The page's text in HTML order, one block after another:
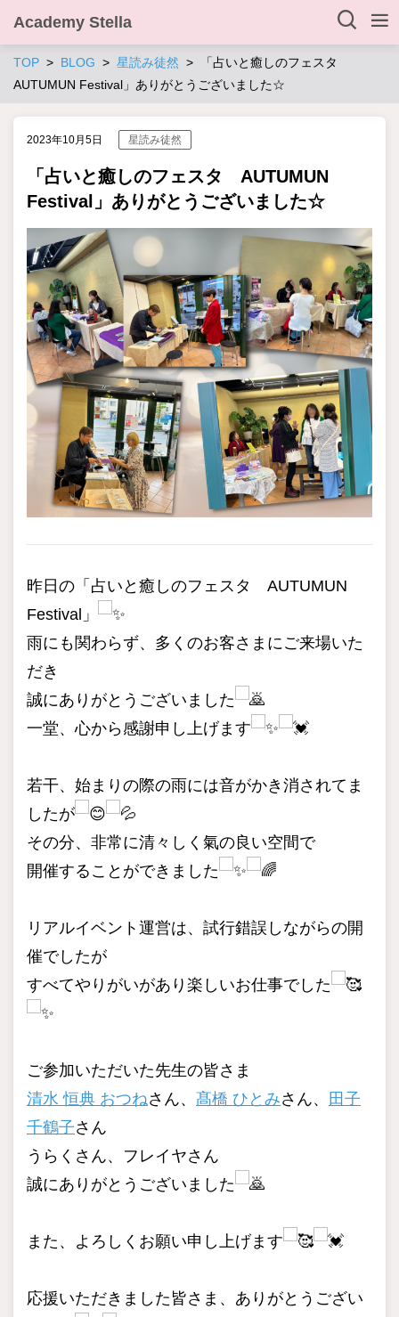
Academy Stella
TOP BLOG 星読み徒然
「占いと癒しのフェスタ
AUTUMUN Festival」ありがとうございました☆
2023年10月5日 星読み徒然
「占いと癒しのフェスタ AUTUMUN
Festival」ありがとうございました☆
昨日の「占いと癒しのフェスタ AUTUMUN
Festival」
雨にも関わらず、多くのお客さまにご来場いた
だき
誠にありがとうございました
一堂、心から感謝申し上げます
若干、始まりの際の雨には音がかき消されてま
したが
その分、非常に清々しく氣の良い空間で
開催することができました
リアルイベント運営は、試行錯誤しながらの開
催でしたが
すべてやりがいがあり楽しいお仕事でした
ご参加いただいた先生の皆さま
清水 恒典 おつねさん、 髙橋 ひとみさん、
田子
千鶴子さん
うらくさん、フレイヤさん
誠にありがとうございました
また、よろしくお願い申し上げます
応援いただきました皆さま、ありがとうござい